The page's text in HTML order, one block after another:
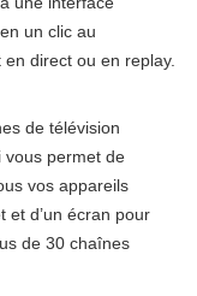
un clic au
direct ou en replay.
de télévision
vous permet de
vos appareils
et d’un écran pour
de 30 chaînes